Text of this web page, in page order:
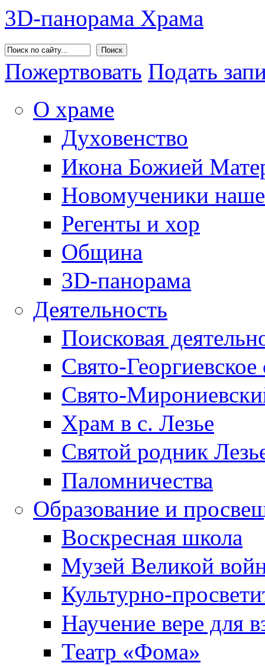
3D-панорама Храма
Пожертвовать Подать
О храме
Духовенство
Икона Божией
Новомученики
Регенты и хор
Община
3D-панорама
Деятельность
Поисковая
Свято-Георгиевское
Свято-
Храм в с. Лезье
Святой родник
Паломничества
Образование и
Воскресная школа
Музей Великой
Культурно-
Научение вере для
Театр «Фома»